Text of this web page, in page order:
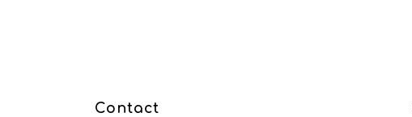
Contact